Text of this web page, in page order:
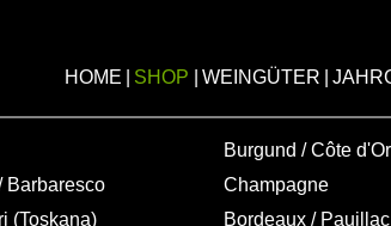
HOME SHOP WEINGÜTER
Barbaresco
(Toskana)
Burgund / Côte d'Or
Champagne
Bordeaux / Pauillac